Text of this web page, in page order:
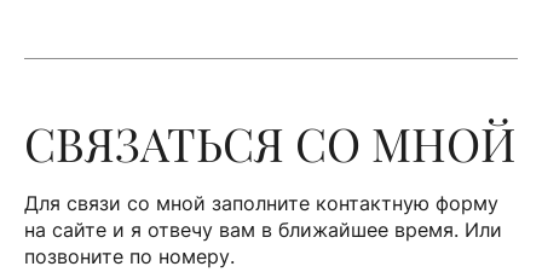
СВЯЗАТЬСЯ СО МНОЙ
Для связи со мной заполните контактную форму
на сайте и я отвечу вам в ближайшее время. Или
позвоните по номеру.